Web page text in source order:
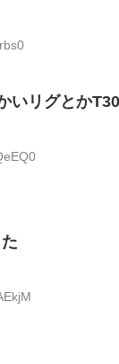
いリグとか